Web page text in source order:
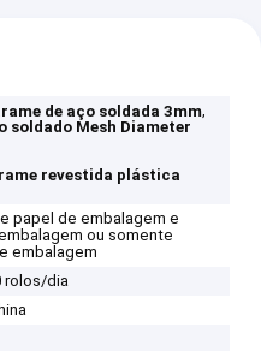
de aço soldada 3mm,
soldado Mesh Diameter
revestida plástica
papel de embalagem e
ou somente
embalagem
rolos/dia